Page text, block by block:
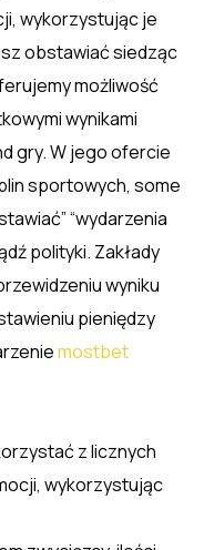
wykorzystując je
obstawiać siedząc
możliwość
wynikami
gry. W jego ofercie
sportowych, some
“wydarzenia
polityki. Zakłady
wyniku
pieniędzy
mostbet
z licznych
wykorzystując